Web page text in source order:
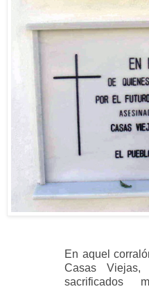
En aquel
Casas
sacrificados